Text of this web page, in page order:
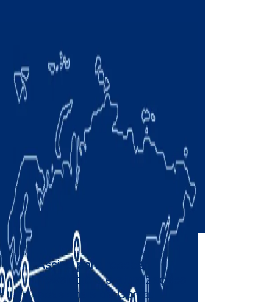
Assine para receber
newsletters e atualizações
ocasionais da Comau